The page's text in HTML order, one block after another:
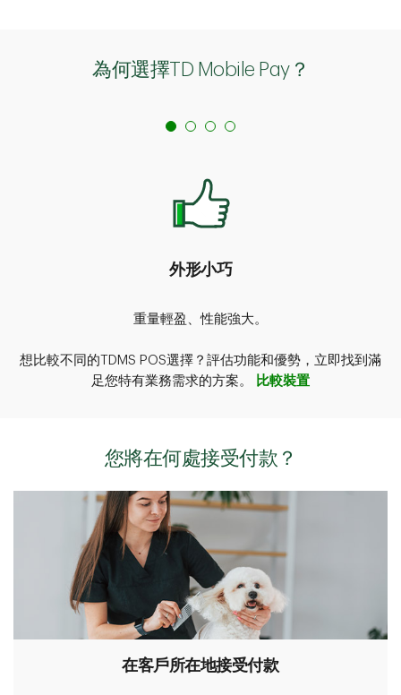
為何選擇TD Mobile Pay？
外形小巧
重量輕盈、性能強大。
想比較不同的TDMS POS選擇？評估功能和優勢，立即找到滿
足您特有業務需求的方案。
比較裝置
您將在何處接受付款？
在客戶所在地接受付款